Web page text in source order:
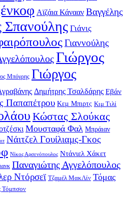
Αϊζάια Κάνααν Βαγγέλης
Σπανούλης Γιάνις
Γιαννούλης
Γιώργος
Μπόγρης Γιώργος
Δημήτρης Τσαλδάρης Εβάν
Παπαπέτρου Κεμ Μπιρτς Κιμ Τιλί
Κώστας Σλούκας
Μουσταφά Φαλ Μπράιαν
Νάιτζελ Γουίλιαμς-Γκος
Νίκος Αρσενόπουλος Ντάνιελ Χάκετ
Παναγιώτης Αγγελόπουλος
Ντόρσεϊ Τζαμέλ ΜακΛίν Τόμας
Τόμπσον